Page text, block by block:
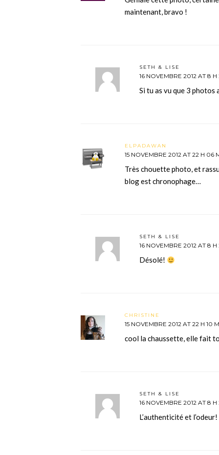
maintenant, bravo !
SETH & LISE
16 NOVEMBRE 2012 AT 8 H
Si tu as vu que 3 photos
ELPADAWAN
15 NOVEMBRE 2012 AT 22 H 06
Très chouette photo, et
blog est chronophage…
SETH & LISE
16 NOVEMBRE 2012 AT 8 H
Désolé!
CHRISTINE
15 NOVEMBRE 2012 AT 22 H 10
cool la chaussette, elle fait
SETH & LISE
16 NOVEMBRE 2012 AT 8
L’authenticité et l’odeur!